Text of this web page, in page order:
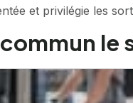
et privilégie les
le